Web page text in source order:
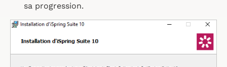
sa progression.